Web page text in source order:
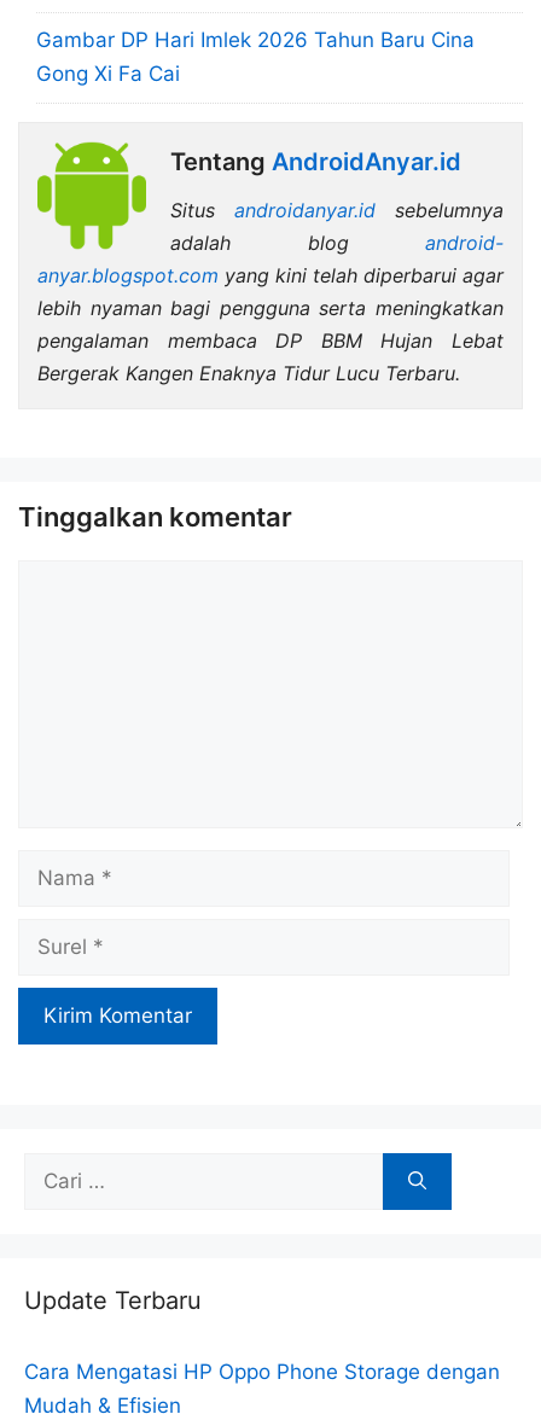
Gambar DP Hari Imlek 2026 Tahun Baru Cina
Gong Xi Fa Cai
Tentang AndroidAnyar.id
Situs androidanyar.id sebelumnya
adalah blog android-
anyar.blogspot.com yang kini telah diperbarui agar
lebih nyaman bagi pengguna serta meningkatkan
pengalaman membaca DP BBM Hujan Lebat
Bergerak Kangen Enaknya Tidur Lucu Terbaru.
Tinggalkan komentar
Nama
Surel
Cari
Update Terbaru
Cara Mengatasi HP Oppo Phone Storage dengan
Mudah & Efisien